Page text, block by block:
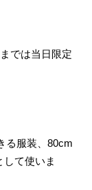
は当日限定
る服装、80cm
して使いま